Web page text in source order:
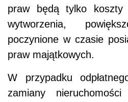
praw będą tylko
wytworzenia,
poczynione w czasie
praw majątkowych.
W przypadku
zamiany